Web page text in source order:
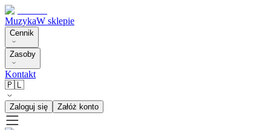
MuzykaW sklepie
Cennik
Zasoby
Kontakt
🇵🇱
Zaloguj się Załóż konto